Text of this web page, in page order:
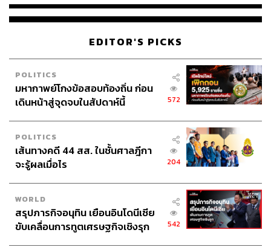
EDITOR'S PICKS
POLITICS
มหากาพย์โกงข้อสอบท้องถิ่น ก่อน
เดินหน้าสู่จุดจบในสัปดาห์นี้
572
POLITICS
เส้นทางคดี 44 สส. ในชั้นศาลฎีกา
จะรู้ผลเมื่อไร
204
WORLD
สรุปภารกิจอนุทิน เยือนอินโดนีเซีย
ขับเคลื่อนการทูตเศรษฐกิจเชิงรุก
542